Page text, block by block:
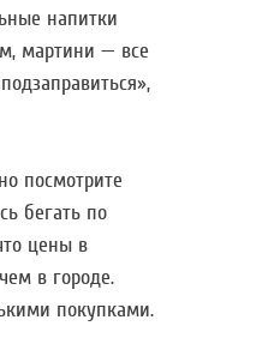
напитки
мартини — все
посмотрите
бегать по
цены в
в городе.
покупками.